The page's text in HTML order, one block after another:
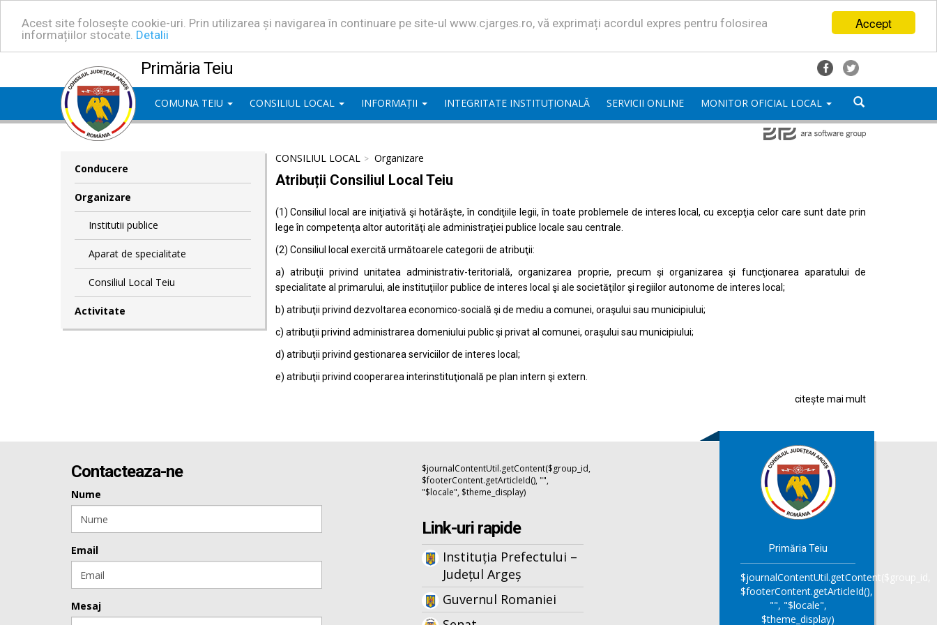
Accept
Acest site folosește cookie-uri. Prin utilizarea și navigarea în continuare pe site-ul www.cjarges.ro, vă exprimați acordul expres pentru folosirea
informațiilor stocate. Detalii
Primăria Teiu
COMUNA TEIU CONSILIUL LOCAL INFORMAȚII INTEGRITATE INSTITUȚIONALĂ SERVICII ONLINE MONITOR OFICIAL LOCAL
Conducere
Organizare
Institutii publice
Aparat de specialitate
Consiliul Local Teiu
Activitate
CONSILIUL LOCAL Organizare
Atribuții Consiliul Local Teiu
(1) Consiliul local are iniţiativă şi hotărăşte, în condiţiile legii, în toate problemele de interes local, cu excepţia celor care sunt date prin
lege în competenţa altor autorităţi ale administraţiei publice locale sau centrale.
(2) Consiliul local exercită următoarele categorii de atribuţii:
a) atribuţii privind unitatea administrativ-teritorială, organizarea proprie, precum şi organizarea şi funcţionarea aparatului de
specialitate al primarului, ale instituţiilor publice de interes local şi ale societăţilor şi regiilor autonome de interes local;
b) atribuţii privind dezvoltarea economico-socială şi de mediu a comunei, oraşului sau municipiului;
c) atribuţii privind administrarea domeniului public şi privat al comunei, oraşului sau municipiului;
d) atribuţii privind gestionarea serviciilor de interes local;
e) atribuţii privind cooperarea interinstituţională pe plan intern şi extern.
citește mai mult
Contacteaza-ne
Nume
Email
Mesaj
$journalContentUtil.getContent($group_id,
$footerContent.getArticleId(), "",
"$locale", $theme_display)
Link-uri rapide
Instituția Prefectului –
Județul Argeș
Guvernul Romaniei
Primăria Teiu
$journalContentUtil.getContent($group_id,
$footerContent.getArticleId(),
"", "$locale",
$theme_display)